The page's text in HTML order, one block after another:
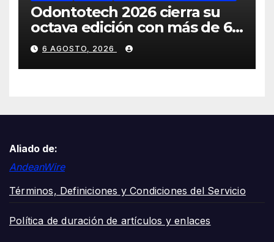
Odontotech 2026 cierra su
octava edición con más de 6
mil visitantes
6 AGOSTO, 2026
Aliado de:
AndeanWire
Términos, Definiciones y Condiciones del Servicio
Política de duración de artículos y enlaces